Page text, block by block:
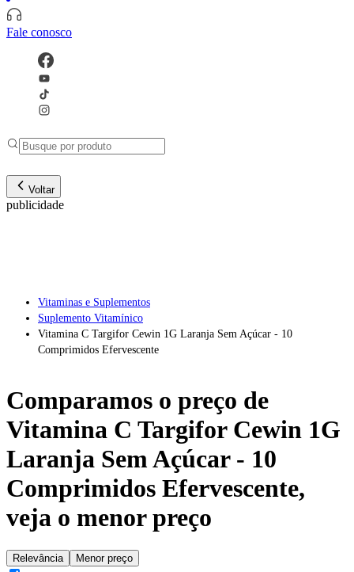
Fale conosco
Voltar
publicidade
Vitaminas e Suplementos
Suplemento Vitamínico
Vitamina C Targifor Cewin 1G Laranja Sem Açúcar - 10
Comprimidos Efervescente
Comparamos o preço de
Vitamina C Targifor Cewin 1G
Laranja Sem Açúcar - 10
Comprimidos Efervescente,
veja o menor preço
Relevância Menor preço